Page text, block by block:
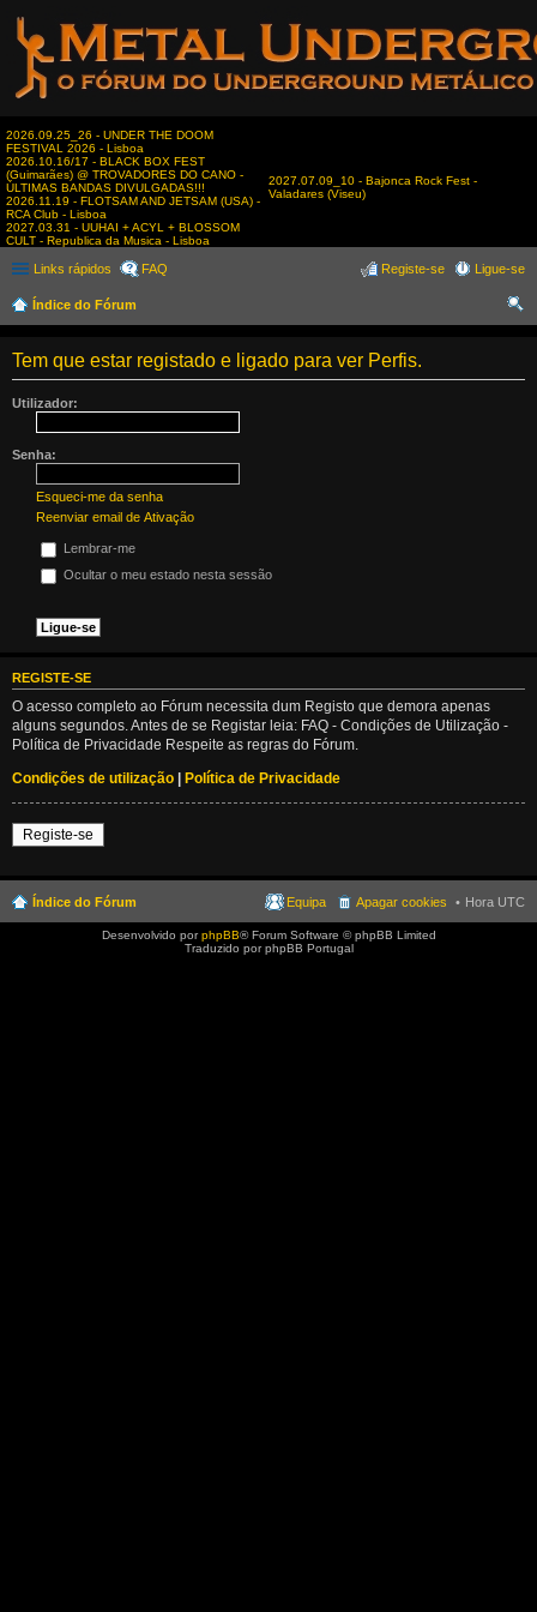
2026.09.25_26 - UNDER THE DOOM
FESTIVAL 2026 - Lisboa
2026.10.16/17 - BLACK BOX FEST
(Guimarães) @ TROVADORES DO CANO -
ÚLTIMAS BANDAS DIVULGADAS!!!
2026.11.19 - FLOTSAM AND JETSAM (USA) -
RCA Club - Lisboa
2027.03.31 - UUHAI + ACYL + BLOSSOM
CULT - Republica da Musica - Lisboa
2027.07.09_10 - Bajonca Rock Fest -
Valadares (Viseu)
Links rápidos FAQ Ligue-se
Registe-se
Índice do Fórum
Tem que estar registado e ligado para ver Perfis.
Utilizador:
Senha:
Esqueci-me da senha
Reenviar email de Ativação
Lembrar-me
Ocultar o meu estado nesta sessão
REGISTE-SE
O acesso completo ao Fórum necessita dum Registo que demora apenas
alguns segundos. Antes de se Registar leia: FAQ - Condições de Utilização -
Política de Privacidade Respeite as regras do Fórum.
Condições de utilização | Política de Privacidade
Registe-se
Índice do Fórum Hora UTC
Apagar cookies
Equipa
Desenvolvido porphpBB® Forum Software © phpBB Limited
Traduzido por phpBB Portugal